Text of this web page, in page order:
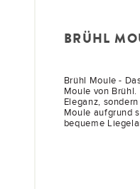
BRÜHL
Brühl Moule -
Moule von
Eleganz,
Moule aufgrund
bequeme